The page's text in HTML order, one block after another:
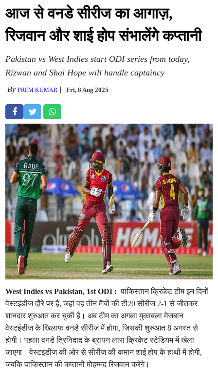
आज से वनडे सीरीज का आगाज़,
रिजवान और शाई होप संभालेंगे कप्तानी
Pakistan vs West Indies start ODI series from today,
Rizwan and Shai Hope will handle captaincy
ByPREM KUMAR Fri, 8 Aug 2025
West Indies vs Pakistan, 1st ODI :पाकिस्तान क्रिकेट टीम इन दिनों
वेस्टइंडीज दौरे पर है, जहां वह तीन मैचों की टी20 सीरीज 2-1 से जीतकर
शानदार शुरुआत कर चुकी है। अब टीम का अगला मुकाबला मेजबान
वेस्टइंडीज के खिलाफ वनडे सीरीज में होगा, जिसकी शुरुआत 8 अगस्त से
होगी। पहला वनडे त्रिनिदाद के ब्रायन लारा क्रिकेट स्टेडियम में खेला
जाएगा। वेस्टइंडीज की ओर से सीरीज की कमान शाई होप के हाथों में होगी,
जबकि पाकिस्तान की कप्तानी मोहम्मद रिजवान करेंगे।